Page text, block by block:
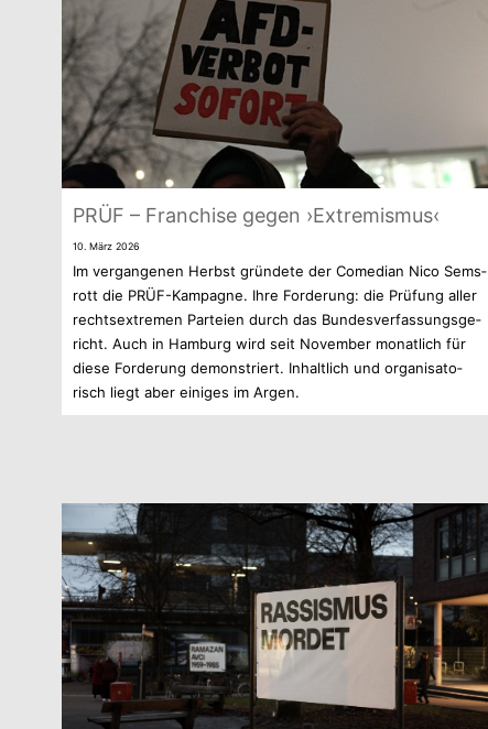
PRÜF – Fran­chise gegen ›Extre­mis­mus‹
10. März 2026
Im ver­gan­ge­nen Herbst grün­dete der Come­dian Nico Sems­
rott die PRÜF-Kampagne. Ihre For­de­rung: die Prü­fung aller
rechts­extre­men Par­teien durch das Bun­des­ver­fas­sungs­ge­
richt. Auch in Ham­burg wird seit Novem­ber monat­lich für
diese For­de­rung demons­triert. Inhalt­lich und orga­ni­sa­to­
risch liegt aber eini­ges im Argen.